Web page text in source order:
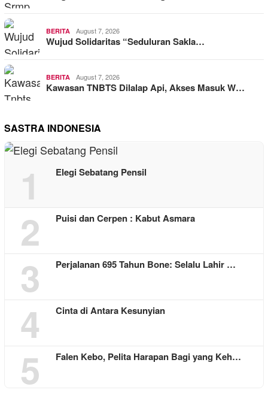
BERITA August 7, 2026
Wujud Solidaritas “Seduluran Sakla…
BERITA August 7, 2026
Kawasan TNBTS Dilalap Api, Akses Masuk W…
SASTRA INDONESIA
1 Elegi Sebatang Pensil
2 Puisi dan Cerpen : Kabut Asmara
3 Perjalanan 695 Tahun Bone: Selalu Lahir …
4 Cinta di Antara Kesunyian
5 Falen Kebo, Pelita Harapan Bagi yang Keh…